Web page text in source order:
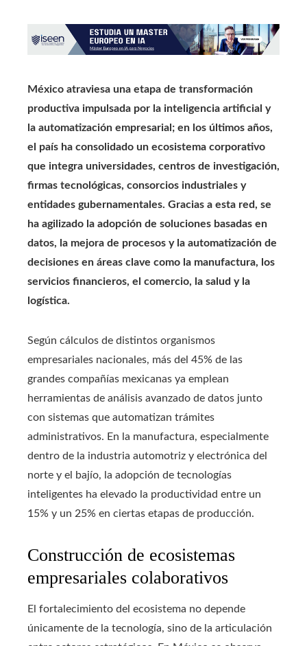
México atraviesa una etapa de transformación
productiva impulsada por la inteligencia artificial y
la automatización empresarial; en los últimos años,
el país ha consolidado un ecosistema corporativo
que integra universidades, centros de investigación,
firmas tecnológicas, consorcios industriales y
entidades gubernamentales. Gracias a esta red, se
ha agilizado la adopción de soluciones basadas en
datos, la mejora de procesos y la automatización de
decisiones en áreas clave como la manufactura, los
servicios financieros, el comercio, la salud y la
logística.
Según cálculos de distintos organismos
empresariales nacionales, más del 45% de las
grandes compañías mexicanas ya emplean
herramientas de análisis avanzado de datos junto
con sistemas que automatizan trámites
administrativos. En la manufactura, especialmente
dentro de la industria automotriz y electrónica del
norte y el bajío, la adopción de tecnologías
inteligentes ha elevado la productividad entre un
15% y un 25% en ciertas etapas de producción.
Construcción de ecosistemas
empresariales colaborativos
El fortalecimiento del ecosistema no depende
únicamente de la tecnología, sino de la articulación